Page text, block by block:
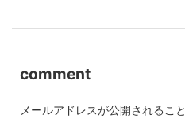
comment
メールアドレスが公開されるこ